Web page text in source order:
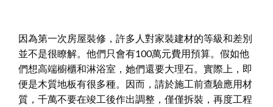
因為第一次房屋裝修，許多人對家裝建材的等級和差別
並不是很瞭解。他們只會有100萬元費用預算。假如他
們想高端櫥櫃和淋浴室，她們還要大理石。實際上，即
便是木質地板有很多種。因而，請於施工前查驗應用材
質，千萬不要在竣工後作出調整，僅僅拆裝，再度工程